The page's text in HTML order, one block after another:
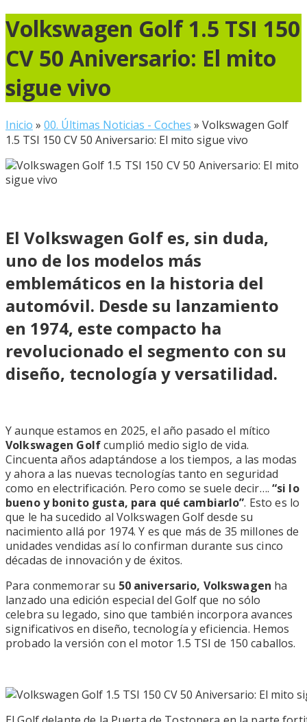
Volkswagen Golf 1.5 TSI 150
CV 50 Aniversario: El mito
sigue vivo
Inicio » 00. Últimas Noticias - Coches » Volkswagen Golf
1.5 TSI 150 CV 50 Aniversario: El mito sigue vivo
El Volkswagen Golf es, sin duda,
uno de los modelos más
emblemáticos en la historia del
automóvil. Desde su lanzamiento
en 1974, este compacto ha
revolucionado el segmento con su
diseño, tecnología y versatilidad.
Y aunque estamos en 2025, el año pasado el mítico
Volkswagen Golfcumplió medio siglo de vida.
Cincuenta años adaptándose a los tiempos, a las modas
y ahora a las nuevas tecnologías tanto en seguridad
como en electrificación. Pero como se suele decir…. “si lo
bueno y bonito gusta, para qué cambiarlo”. Esto es lo
que le ha sucedido al Volkswagen Golf desde su
nacimiento allá por 1974. Y es que más de 35 millones de
unidades vendidas así lo confirman durante sus cinco
décadas de innovación y de éxitos.
Para conmemorar su 50 aniversario, Volkswagen ha
lanzado una edición especial del Golf que no sólo
celebra su legado, sino que también incorpora avances
significativos en diseño, tecnología y eficiencia. Hemos
probado la versión con el motor 1.5 TSI de 150 caballos.